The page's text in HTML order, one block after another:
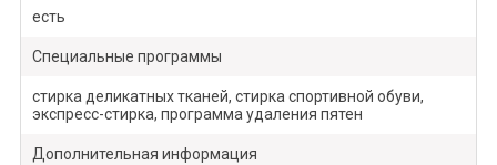
есть
Специальные программы
стирка деликатных тканей, стирка спортивной обуви,
экспресс-стирка, программа удаления пятен
Дополнительная информация